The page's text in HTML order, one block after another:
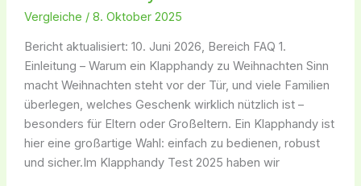
Vergleiche / 8. Oktober 2025
Bericht aktualisiert: 10. Juni 2026, Bereich FAQ 1.
Einleitung – Warum ein Klapphandy zu Weihnachten Sinn
macht Weihnachten steht vor der Tür, und viele Familien
überlegen, welches Geschenk wirklich nützlich ist –
besonders für Eltern oder Großeltern. Ein Klapphandy ist
hier eine großartige Wahl: einfach zu bedienen, robust
und sicher.Im Klapphandy Test 2025 haben wir
besten
Seniorenhandys